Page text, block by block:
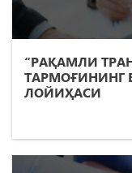
“РАҚАМЛИ
ТАРМОҒИНИНГ БАРҚАРОРЛИГИНИ ОШИРИШ”
ЛОЙИҲАСИ